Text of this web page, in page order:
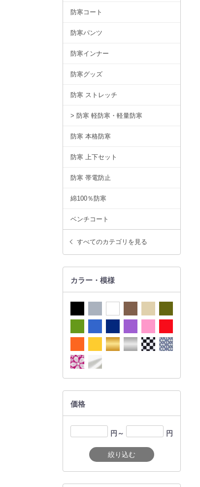
防寒コート
防寒パンツ
防寒インナー
防寒グッズ
防寒 ストレッチ
> 防寒 軽防寒・軽量防寒
防寒 本格防寒
防寒 上下セット
防寒 帯電防止
綿100％防寒
ベンチコート
すべてのカテゴリを見る
カラー・模様
価格
円～ 円
絞り込む